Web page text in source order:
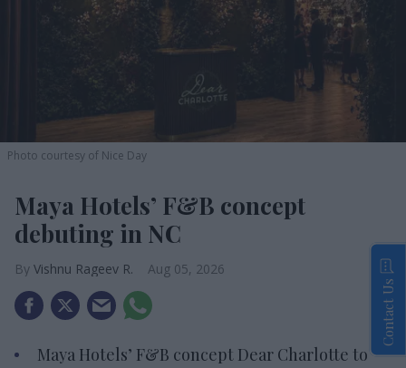
Photo courtesy of Nice Day
Maya Hotels’ F&B concept
debuting in NC
Vishnu Rageev R. Aug 05, 2026
Maya Hotels’ F&B concept Dear Charlotte to
Contact Us